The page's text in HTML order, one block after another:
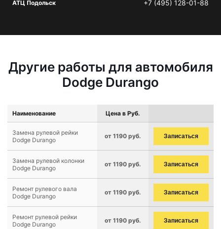
АТЦ Подольск +7 (495) 128-01-88
Другие работы для автомобиля
Dodge Durango
Наименование Цена в Руб.
Замена рулевой рейки
Dodge Durango
от 1190 руб. Записаться
Замена рулевой колонки
Dodge Durango
от 1190 руб. Записаться
Ремонт рулевого вала
Dodge Durango
от 1190 руб. Записаться
Ремонт рулевой рейки
Dodge Durango
от 1190 руб. Записаться